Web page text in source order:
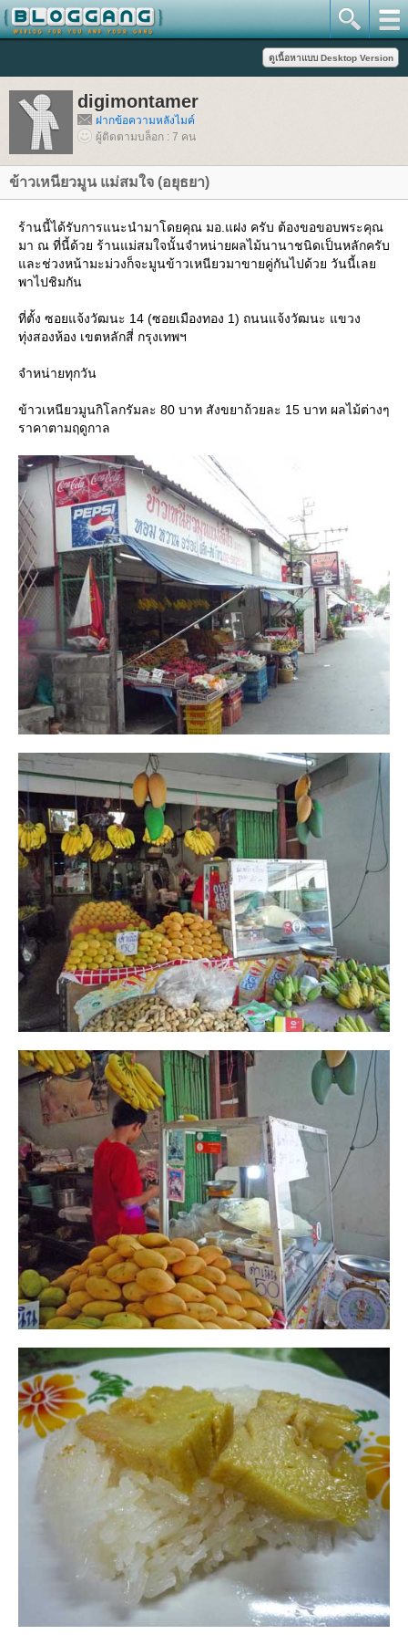
digimontamer
ฝากข้อความหลังไมค์
ผู้ติดตามบล็อก : 7 คน
ข้าวเหนียวมูน แม่สมใจ (อยุธยา)
ร้านนี้ได้รับการแนะนำมาโดยคุณ มอ.แฝง ครับ ต้องขอขอบพระคุณ
มา ณ ที่นี้ด้วย ร้านแม่สมใจนั้นจำหน่ายผลไม้นานาชนิดเป็นหลักครับ
ละช่วงหน้ามะม่วงก็จะมูนข้าวเหนียวมาขายคู่กันไปด้วย วันนี้เล
พาไปชิมกัน
ที่ตั้ง ซอยแจ้งวัฒนะ 14 (ซอยเมืองทอง 1) ถนนแจ้งวัฒนะ แขวง
ทุ่งสองห้อง เขตหลักสี่ กรุงเทพฯ
จำหน่ายทุกวัน
ข้าวเหนียวมูนกิโลกรัมละ 80 บาท สังขยาถ้วยละ 15 บาท ผลไม้ต่างๆ
ราคาตามฤดูกาล